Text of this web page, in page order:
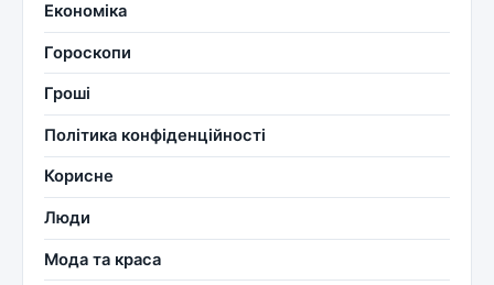
Економіка
Гороскопи
Гроші
Політика конфіденційності
Корисне
Люди
Мода та краса